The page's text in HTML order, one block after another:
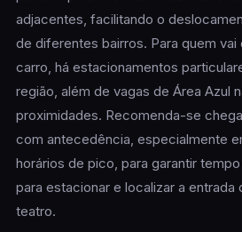
adjacentes, facilitando o
de diferentes bairros. Para quem vai
carro, há estacionamentos
região, além de vagas de Área Azul
proximidades. Recomenda-se
com antecedência, especialmente
horários de pico, para garantir tempo
para estacionar e localizar a entrada
teatro.